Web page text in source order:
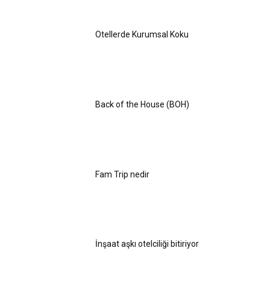
Otellerde Kurumsal Koku
Back of the House (BOH)
Fam Trip nedir
İnşaat aşkı otelciliği bitiriyor